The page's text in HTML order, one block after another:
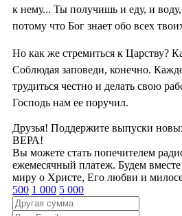
к нему... Ты получишь и еду, и
потому что Бог знает обо всех
Но как же стремиться к Царству?
Соблюдая заповеди, конечно.
трудиться честно и делать свою
Господь нам ее поручил.
Друзья! Поддержите выпуски
ВЕРА!
Вы можете стать попечителем
ежемесячный платеж. Будем вместе
миру о Христе, Его любви и
500 1 000 5 000